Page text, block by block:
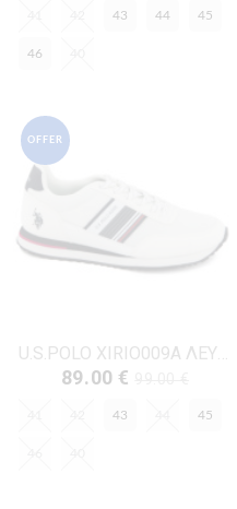
43 44 45
46
OFFER
U.S.POLO XIRIO009A ΛΕΥΚΟ ΥΦΑΣΜΑ
89.00 €
43 45